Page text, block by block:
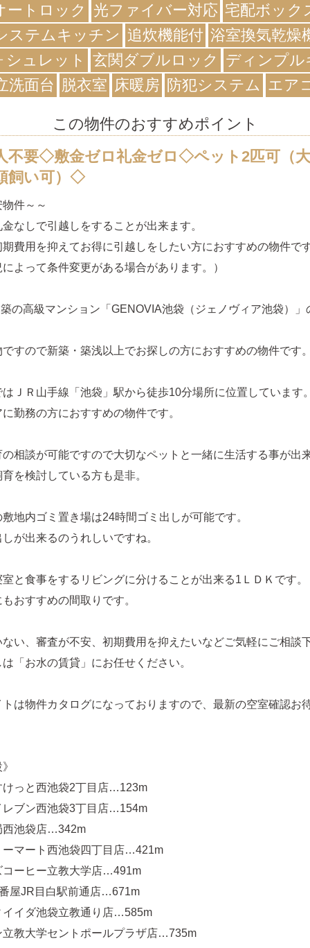
ートロック
光ファイバー対応 宅配ボック
ステムキッチン 追炊機能付 浴室換気乾燥
シュレット
玄関ダブルロック
ディンプル
洗面台 脱衣室 床暖房 防犯システム エア
この物件のおすすめポイント
不要◇敷金ゼロ礼金ゼロ◇ペット2匹可（大
飼い可）◇
件～～
なしで引越しをすることが出来ます。
費用を抑えてお得に引越しをしたい方におすすめの物件です
よって条件変更がある場合があります。）
の高級マンション「GENOVIA池袋（ジェノヴィア池袋）」
すので新築・築浅以上でお探しの方におすすめの物件です。
ＪＲ山手線「池袋」駅から徒歩10分場所に位置しています。
勤務の方におすすめの物件です。
相談が可能ですので大切なペットと一緒に生活する事が出来
を検討している方も是非。
地内ゴミ置き場は24時間ゴミ出しが可能です。
が出来るのうれしいですね。
と食事をするリビングに分けることが出来る1ＬＤＫです。
おすすめの間取りです。
い、審査が不安、初期費用を抑えたいなどご気軽にご相談下
「お水の賃貸」にお任せください。
は物件カタログになっておりますので、最新の空室確認お
けっと西池袋2丁目店…123m
レブン西池袋3丁目店…154m
西池袋店…342m
ーマート西池袋四丁目店…421m
コーヒー立教大学店…491m
屋JR目白駅前通店…671m
イイダ池袋立教通り店…585m
立教大学セントポールプラザ店…735m